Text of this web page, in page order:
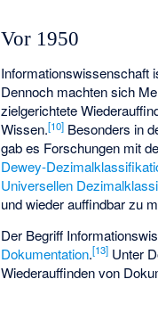
Vor 1950
Informationswissenschaft
Dennoch machten sich
zielgerichtete
Wissen.[10] Besonders in
gab es Forschungen mit
Dewey-
Universellen
und wieder auffindbar zu
Der Begriff
Dokumentation.[13] Unter
Wiederauffinden von